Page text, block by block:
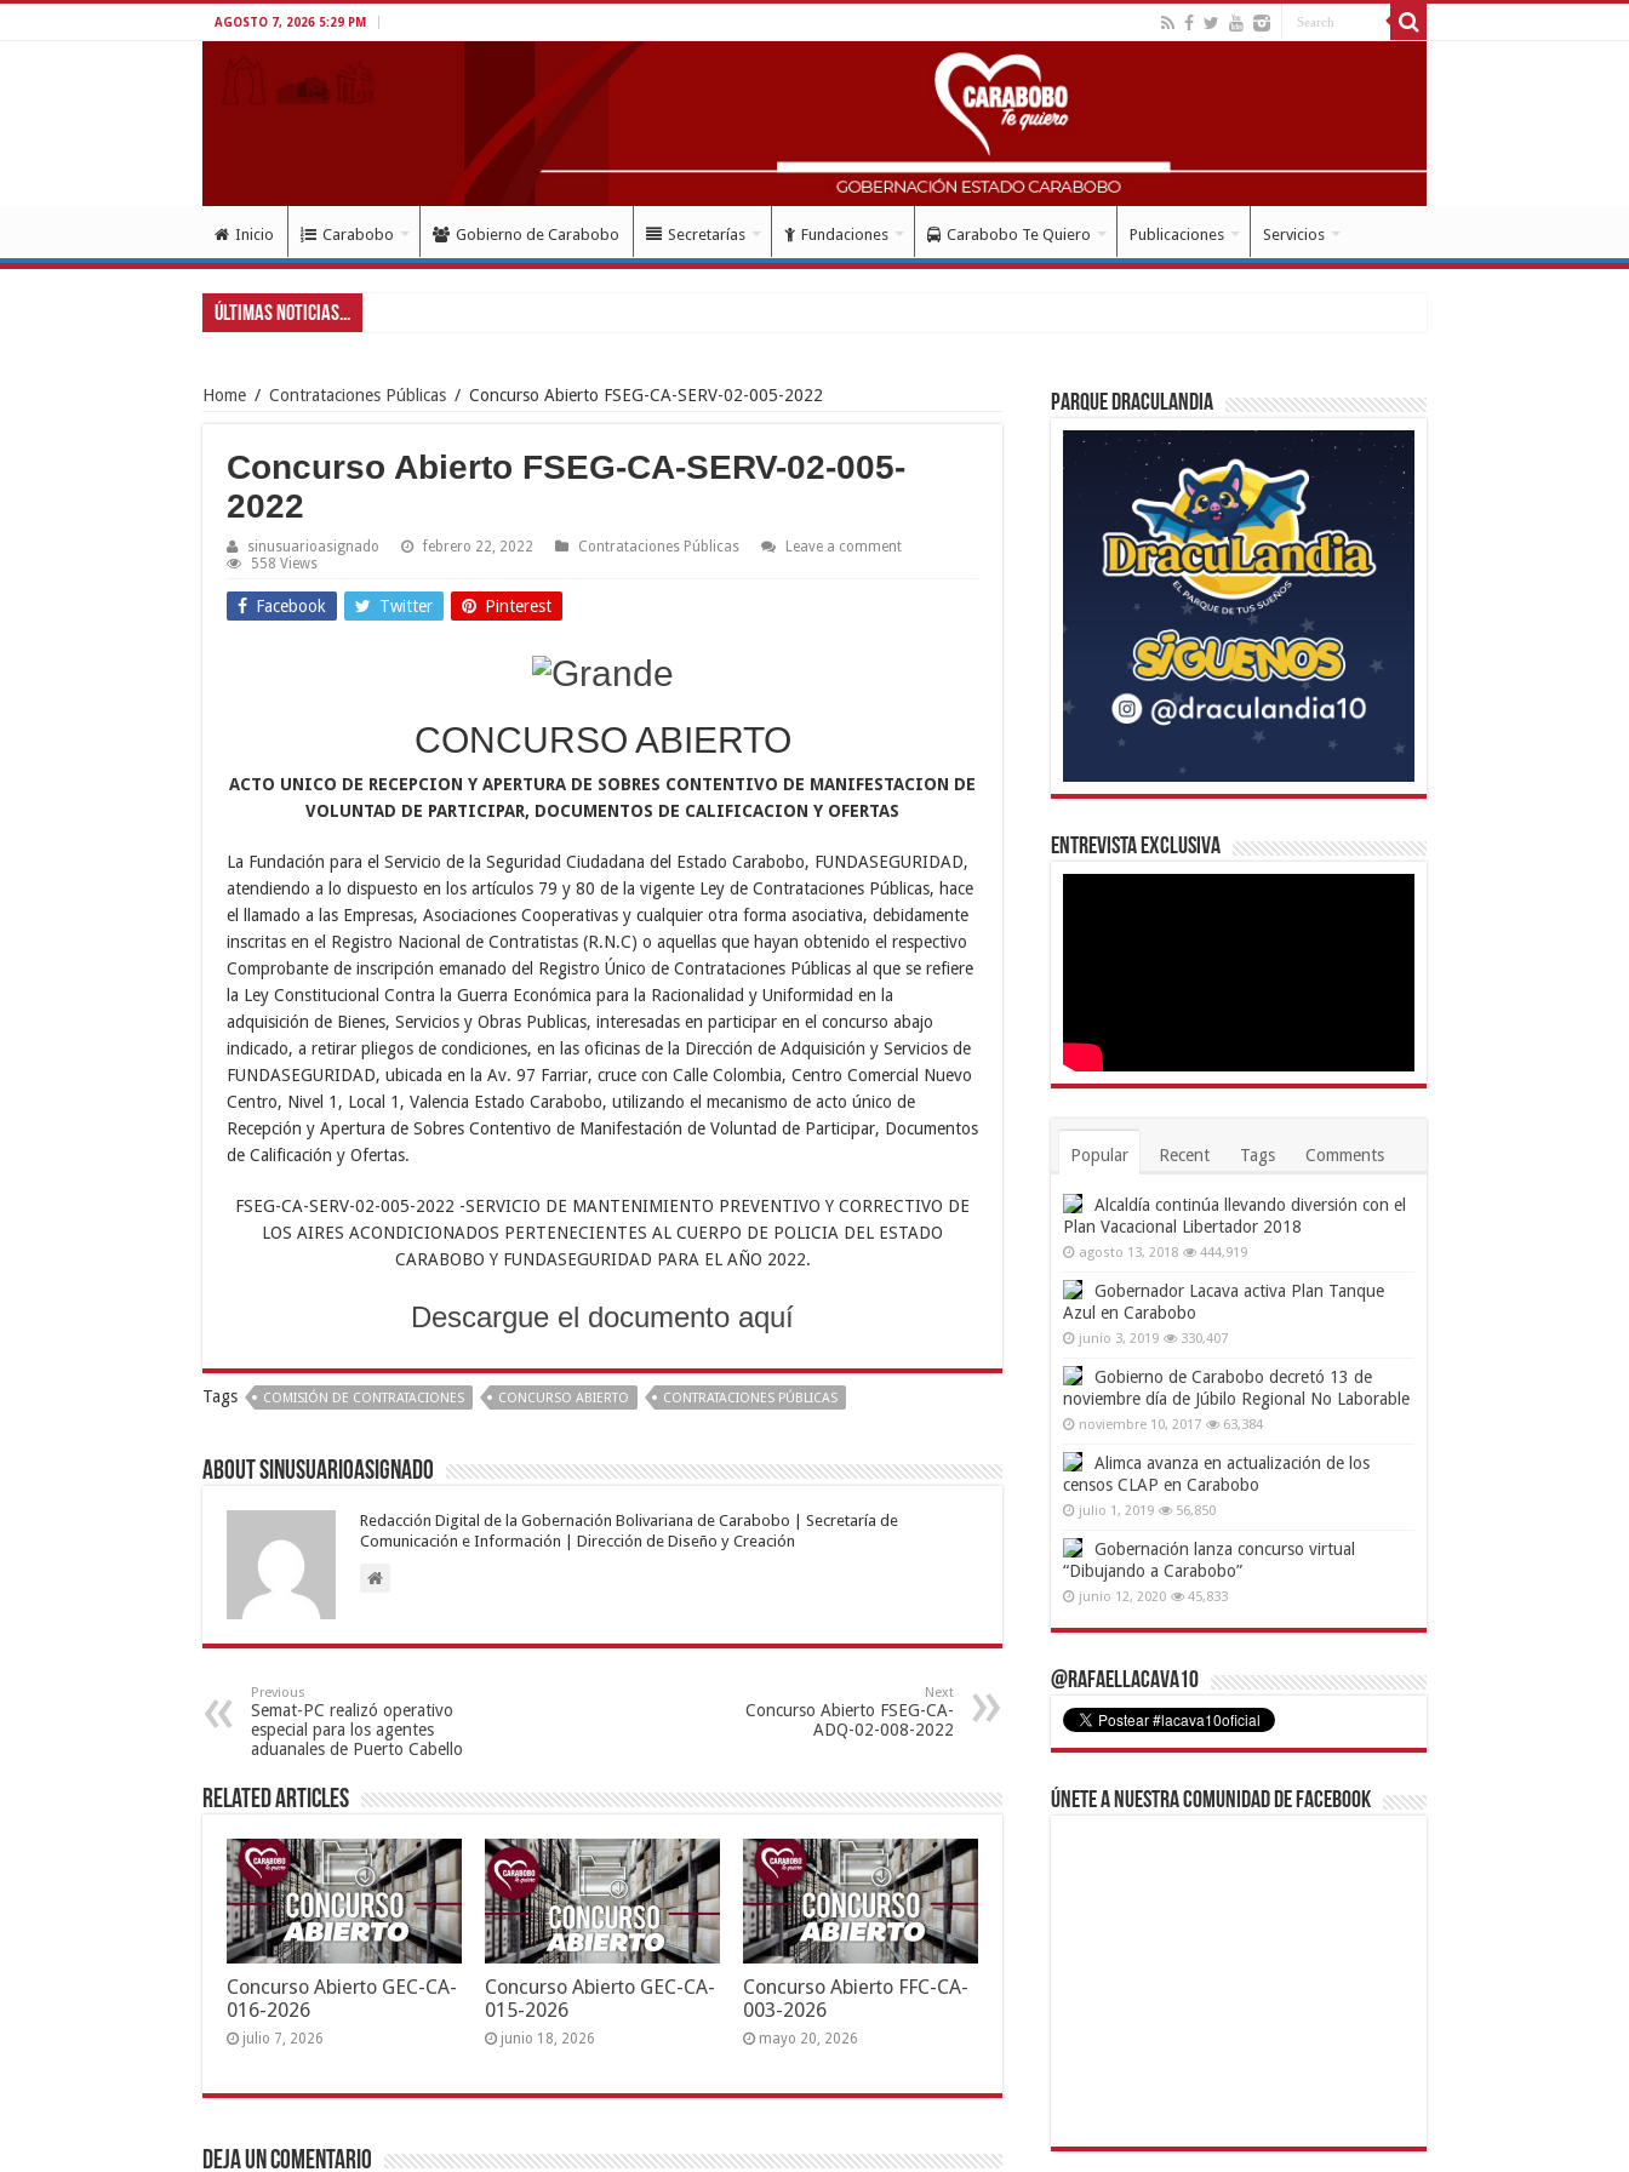
AGOSTO 7, 2026 5:29 PM
Inicio Carabobo Gobierno de Carabobo Secretarías Fundaciones Carabobo Te Quiero Publicaciones Servicios
Últimas Noticias...
Home / Contrataciones Públicas / Concurso Abierto FSEG-CA-SERV-02-005-2022
Concurso Abierto FSEG-CA-SERV-02-005-
2022
sinusuarioasignado febrero 22, 2022 Contrataciones Públicas
Leave a comment
558 Views
Facebook Twitter Pinterest
CONCURSO ABIERTO
ACTO UNICO DE RECEPCION Y APERTURA DE SOBRES CONTENTIVO DE MANIFESTACION DE
VOLUNTAD DE PARTICIPAR, DOCUMENTOS DE CALIFICACION Y OFERTAS
La Fundación para el Servicio de la Seguridad Ciudadana del Estado Carabobo, FUNDASEGURIDAD,
atendiendo a lo dispuesto en los artículos 79 y 80 de la vigente Ley de Contrataciones Públicas, hace
el llamado a las Empresas, Asociaciones Cooperativas y cualquier otra forma asociativa, debidamente
inscritas en el Registro Nacional de Contratistas (R.N.C) o aquellas que hayan obtenido el respectivo
Comprobante de inscripción emanado del Registro Único de Contrataciones Públicas al que se refiere
la Ley Constitucional Contra la Guerra Económica para la Racionalidad y Uniformidad en la
adquisición de Bienes, Servicios y Obras Publicas, interesadas en participar en el concurso abajo
indicado, a retirar pliegos de condiciones, en las oficinas de la Dirección de Adquisición y Servicios de
FUNDASEGURIDAD, ubicada en la Av. 97 Farriar, cruce con Calle Colombia, Centro Comercial Nuevo
Centro, Nivel 1, Local 1, Valencia Estado Carabobo, utilizando el mecanismo de acto único de
Recepción y Apertura de Sobres Contentivo de Manifestación de Voluntad de Participar, Documentos
de Calificación y Ofertas.
FSEG-CA-SERV-02-005-2022 -SERVICIO DE MANTENIMIENTO PREVENTIVO Y CORRECTIVO DE
LOS AIRES ACONDICIONADOS PERTENECIENTES AL CUERPO DE POLICIA DEL ESTADO
CARABOBO Y FUNDASEGURIDAD PARA EL AÑO 2022.
Descargue el documento aquí
Tags COMISIÓN DE CONTRATACIONES CONCURSO ABIERTO CONTRATACIONES PÚBLICAS
About sinusuarioasignado
Redacción Digital de la Gobernación Bolivariana de Carabobo | Secretaría de
Comunicación e Información | Dirección de Diseño y Creación
Previous
Semat-PC realizó operativo
especial para los agentes
aduanales de Puerto Cabello
Next
Concurso Abierto FSEG-CA-
ADQ-02-008-2022
Related Articles
Concurso Abierto GEC-CA-
016-2026
julio 7, 2026
Concurso Abierto GEC-CA-
015-2026
junio 18, 2026
Concurso Abierto FFC-CA-
003-2026
mayo 20, 2026
Deja un comentario
Parque Draculandia
Entrevista Exclusiva
Popular Recent Tags Comments
Alcaldía continúa llevando diversión con el
Plan Vacacional Libertador 2018
agosto 13, 2018 444,919
Gobernador Lacava activa Plan Tanque
Azul en Carabobo
junio 3, 2019 330,407
Gobierno de Carabobo decretó 13 de
noviembre día de Júbilo Regional No Laborable
noviembre 10, 2017 63,384
Alimca avanza en actualización de los
censos CLAP en Carabobo
julio 1, 2019 56,850
Gobernación lanza concurso virtual
“Dibujando a Carabobo”
junio 12, 2020 45,833
@RafaelLacava10
Únete a nuestra comunidad de Facebook